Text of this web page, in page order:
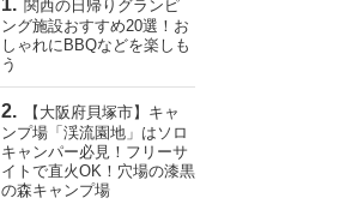
関西の日帰りグランピ
ング施設おすすめ20選！お
しゃれにBBQなどを楽しも
う
【大阪府貝塚市】キャ
ンプ場「渓流園地」はソロ
キャンパー必見！フリーサ
イトで直火OK！穴場の漆黒
の森キャンプ場